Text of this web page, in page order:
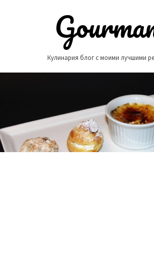
Кулинария блог с моими лучшими